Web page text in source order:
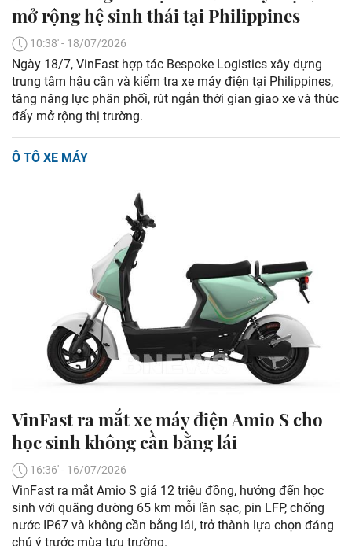
mở rộng hệ sinh thái tại Philippines
10:38' - 18/07/2026
Ngày 18/7, VinFast hợp tác Bespoke Logistics xây dựng
trung tâm hậu cần và kiểm tra xe máy điện tại Philippines,
tăng năng lực phân phối, rút ngắn thời gian giao xe và thúc
đẩy mở rộng thị trường.
Ô TÔ XE MÁY
VinFast ra mắt xe máy điện Amio S cho
học sinh không cần bằng lái
16:36' - 16/07/2026
VinFast ra mắt Amio S giá 12 triệu đồng, hướng đến học
sinh với quãng đường 65 km mỗi lần sạc, pin LFP, chống
nước IP67 và không cần bằng lái, trở thành lựa chọn đáng
chú ý trước mùa tựu trường.